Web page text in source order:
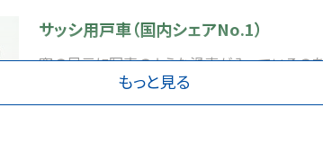
もっと見る
サッシ用戸車（国内シェアNo.1）
窓の足元に写真のような滑車が入っているの
らの戸車という製品は、窓とサッシの間に取